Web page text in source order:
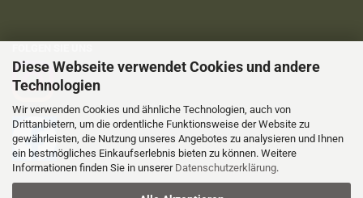
Diese Webseite verwendet Cookies und andere
Technologien
Wir verwenden Cookies und ähnliche Technologien, auch von
Drittanbietern, um die ordentliche Funktionsweise der Website zu
gewährleisten, die Nutzung unseres Angebotes zu analysieren und Ihnen
ein bestmögliches Einkaufserlebnis bieten zu können. Weitere
Informationen finden Sie in unserer Datenschutzerklärung.